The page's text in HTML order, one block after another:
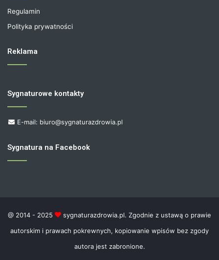
Regulamin
Polityka prywatności
Reklama
Sygnaturowe kontakty
E-mail: biuro@sygnaturazdrowia.pl
Sygnatura na Facebook
@ 2014 - 2025
sygnaturazdrowia.pl. Zgodnie z ustawą o prawie
autorskim i prawach pokrewnych, kopiowanie wpisów bez zgody
autora jest zabronione.